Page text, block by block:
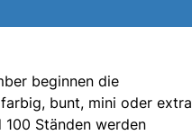
beginnen die
bunt, mini oder extra
Ständen werden